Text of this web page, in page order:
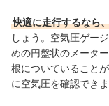
快適に走行するなら
しょう。空気圧ゲー
めの円盤状のメータ
根についていること
に空気圧を確認できま